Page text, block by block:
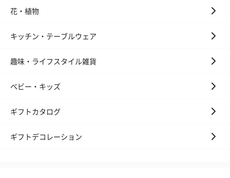
花・植物
キッチン・テーブルウェア
趣味・ライフスタイル雑貨
ベビー・キッズ
ギフトカタログ
ギフトデコレーション